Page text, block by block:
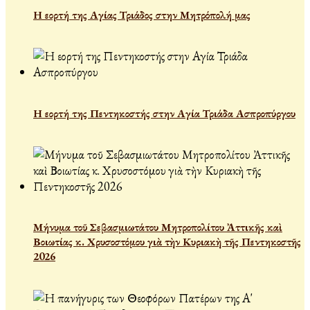
Η εορτή της Αγίας Τριάδος στην Μητρόπολή μας
Η εορτή της Πεντηκοστής στην Αγία Τριάδα Ασπροπύργου
Μήνυμα τοῦ Σεβασμιωτάτου Μητροπολίτου Ἀττικῆς καὶ
Βοιωτίας κ. Χρυσοστόμου γιὰ τὴν Κυριακὴ τῆς Πεντηκοστῆς
2026